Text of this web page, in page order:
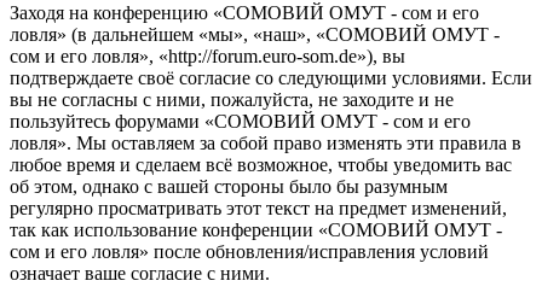
Заходя на конференцию «СОМОВИЙ ОМУТ - сом и его
ловля» (в дальнейшем «мы», «наш», «СОМОВИЙ ОМУТ -
сом и его ловля», «http://forum.euro-som.de»), вы
подтверждаете своё согласие со следующими условиями. Если
вы не согласны с ними, пожалуйста, не заходите и не
пользуйтесь форумами «СОМОВИЙ ОМУТ - сом и его
ловля». Мы оставляем за собой право изменять эти правила в
любое время и сделаем всё возможное, чтобы уведомить вас
об этом, однако с вашей стороны было бы разумным
регулярно просматривать этот текст на предмет изменений,
так как использование конференции «СОМОВИЙ ОМУТ -
сом и его ловля» после обновления/исправления условий
означает ваше согласие с ними.